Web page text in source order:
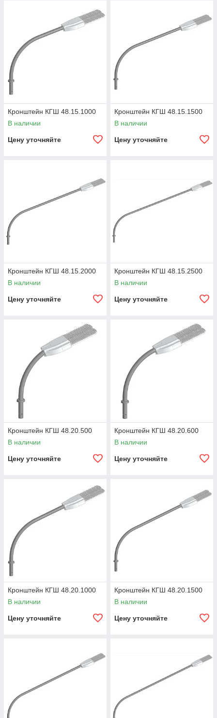
Кронштейн КГШ 48.15.1000
В наличии
Цену уточняйте
Кронштейн КГШ 48.15.1500
В наличии
Цену уточняйте
Кронштейн КГШ 48.15.2000
В наличии
Цену уточняйте
Кронштейн КГШ 48.15.2500
В наличии
Цену уточняйте
Кронштейн КГШ 48.20.500
В наличии
Цену уточняйте
Кронштейн КГШ 48.20.600
В наличии
Цену уточняйте
Кронштейн КГШ 48.20.1000
В наличии
Цену уточняйте
Кронштейн КГШ 48.20.1500
В наличии
Цену уточняйте